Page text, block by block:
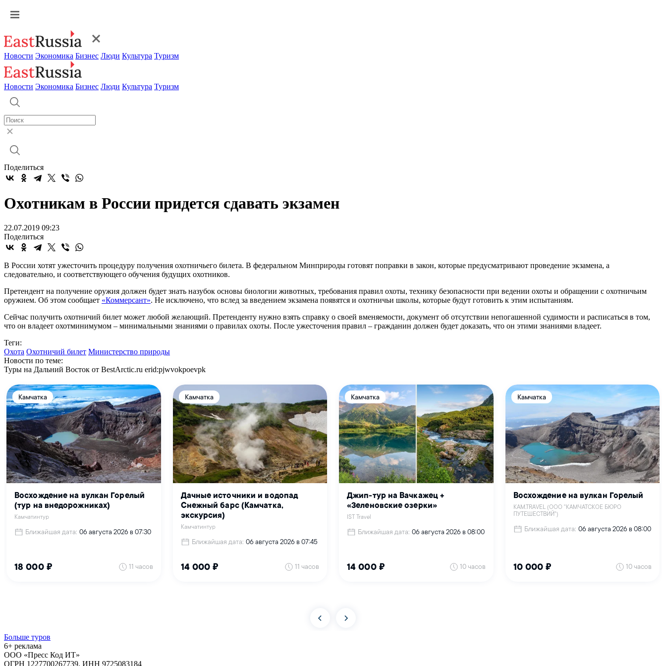
Новости Экономика Бизнес Люди Культура Туризм
Новости Экономика Бизнес Люди Культура Туризм
Поделиться
Охотникам в России придется сдавать экзамен
22.07.2019 09:23
Поделиться
В России хотят ужесточить процедуру получения охотничьего билета. В федеральном Минприроды готовят поправки в закон, которые предусматривают проведение экзамена, а
следовательно, и соответствующего обучения будущих охотников.
Претендент на получение оружия должен будет знать назубок основы биологии животных, требования правил охоты, технику безопасности при ведении охоты и обращении с охотничьим
оружием. Об этом сообщает «Коммерсант». Не исключено, что вслед за введением экзамена появятся и охотничьи школы, которые будут готовить к этим испытаниям.
Сейчас получить охотничий билет может любой желающий. Претенденту нужно взять справку о своей вменяемости, документ об отсутствии непогашенной судимости и расписаться в том,
что он владеет охотминимумом – минимальными знаниями о правилах охоты. После ужесточения правил – гражданин должен будет доказать, что он этими знаниями владеет.
Теги:
Охота Охотничий билет Министерство природы
Новости по теме:
Туры на Дальний Восток от BestArctic.ru erid:pjwvokpoevpk
Больше туров
6+ реклама
ООО «Пресс Код ИТ»
ОГРН 1227700267739, ИНН 9725083184